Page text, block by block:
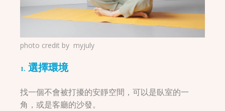
photo credit by myjuly
1. 選擇環境
找一個不會被打擾的安靜空間，可以是臥室的一
角，或是客廳的沙發。